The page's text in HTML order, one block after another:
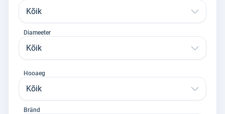
Kõik
Diameeter
Kõik
Hooaeg
Kõik
Bränd